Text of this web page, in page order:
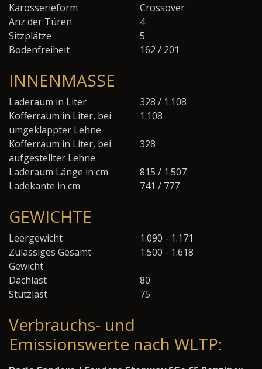
Karosserieform
Crossover
Anz der Türen
4
Sitzplätze
5
Bodenfreiheit
162 / 201
INNENMASSE
Laderaum in Liter
328 / 1.108
Kofferraum in Liter, bei
umgeklappter Lehne
1.108
Kofferraum in Liter, bei
aufgestellter Lehne
328
Laderaum Länge in cm
815 / 1.507
Ladekante in cm
741 / 777
GEWICHTE
Leergewicht
1.090 - 1.171
Zulässiges Gesamt-
Gewicht
1.500 - 1.618
Dachlast
80
Stützlast
75
Verbrauchs- und
Emissionswerte nach WLTP: